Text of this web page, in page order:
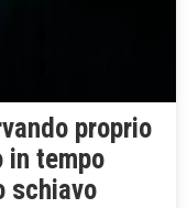
proprio
in tempo
schiavo